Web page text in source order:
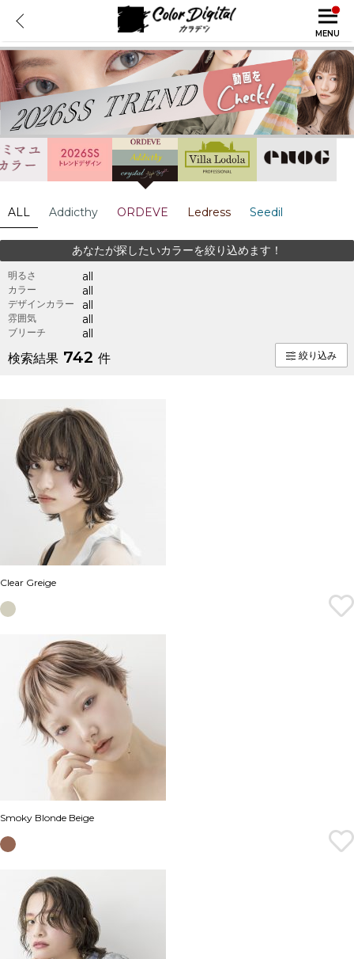
MENU
ALL Addicthy ORDEVE Ledress Seedil
あなたが探したいカラーを絞り込めます！
明るさ all
カラー all
デザインカラー all
雰囲気 all
ブリーチ all
検索結果 742 件 絞り込み
Clear Greige
Smoky Blonde Beige